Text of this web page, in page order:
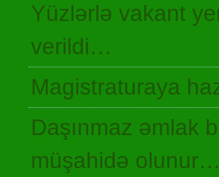
Yüzlərlə vakant
verildi…
Magistraturaya
Daşınmaz əmlak
müşahidə